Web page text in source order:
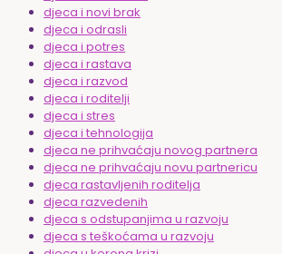
djeca i novi brak
djeca i odrasli
djeca i potres
djeca i rastava
djeca i razvod
djeca i roditelji
djeca i stres
djeca i tehnologija
djeca ne prihvaćaju novog partnera
djeca ne prihvaćaju novu partnericu
djeca rastavljenih roditelja
djeca razvedenih
djeca s odstupanjima u razvoju
djeca s teškoćama u razvoju